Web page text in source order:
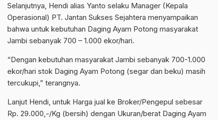
Selanjutnya, Hendi alias Yanto selaku Manager (Kepala
Operasional) PT. Jantan Sukses Sejahtera menyampaikan
bahwa untuk kebutuhan Daging Ayam Potong masyarakat
Jambi sebanyak 700 – 1.000 ekor/hari.
“Dengan kebutuhan masyarakat Jambi sebanyak 700-1.000
ekor/hari stok Daging Ayam Potong (segar dan beku) masih
tercukupi,” terangnya.
Lanjut Hendi, untuk Harga jual ke Broker/Pengepul sebesar
Rp. 29.000,-/Kg (bersih) dengan Ukuran/berat Daging Ayam